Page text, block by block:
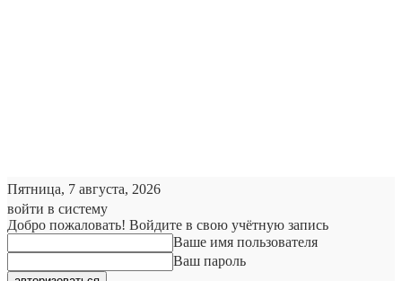
Пятница, 7 августа, 2026
войти в систему
Добро пожаловать! Войдите в свою учётную запись
Ваше имя пользователя
Ваш пароль